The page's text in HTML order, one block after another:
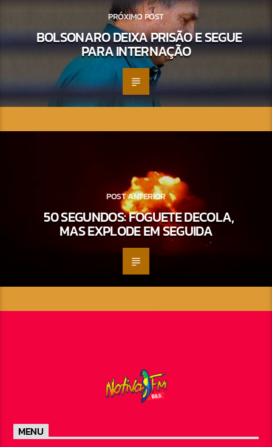
PRÓXIMO POST
BOLSONARO DEIXA PRISÃO E SEGUE
PARA INTERNAÇÃO
POST ANTERIOR
50 SEGUNDOS: FOGUETE DECOLA,
MAS EXPLODE EM SEGUIDA
MENU